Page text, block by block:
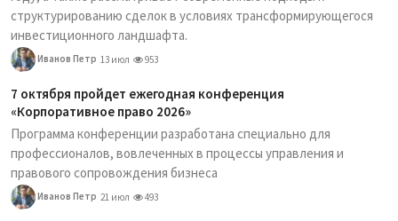
структурированию сделок в условиях трансформирующегося
инвестиционного ландшафта.
Иванов Петр 13 июл 953
7 октября пройдет ежегодная конференция
«Корпоративное право 2026»
Программа конференции разработана специально для
профессионалов, вовлеченных в процессы управления и
правового сопровождения бизнеса
Иванов Петр 21 июл 493